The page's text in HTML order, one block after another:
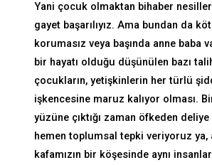
Yani çocuk olmaktan bihaber
gayet başarılıyız. Ama bundan da
korumasız veya başında anne baba
bir hayatı olduğu düşünülen bazı
çocukların, yetişkinlerin her türlü
işkencesine maruz kalıyor olması.
yüzüne çıktığı zaman öfkeden
hemen toplumsal tepki veriyoruz ya,
kafamızın bir köşesinde aynı